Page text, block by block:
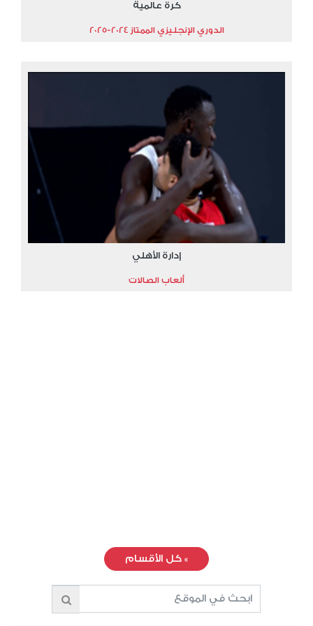
كرة عالمية
الدوري الإنجليزي الممتاز 2024-2025
إدارة الأهلي
ألعاب الصالات
» كل الأقسام